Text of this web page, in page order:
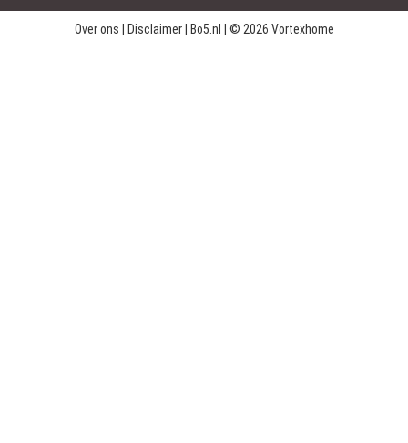
Over ons Disclaimer| Bo5.nl © 2026 Vortexhome